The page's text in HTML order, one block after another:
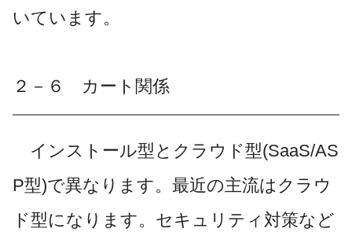
いています。
２－６ カート関係
インストール型とクラウド型(SaaS/AS
P型)で異なります。最近の主流はクラウ
ド型になります。セキュリティ対策など